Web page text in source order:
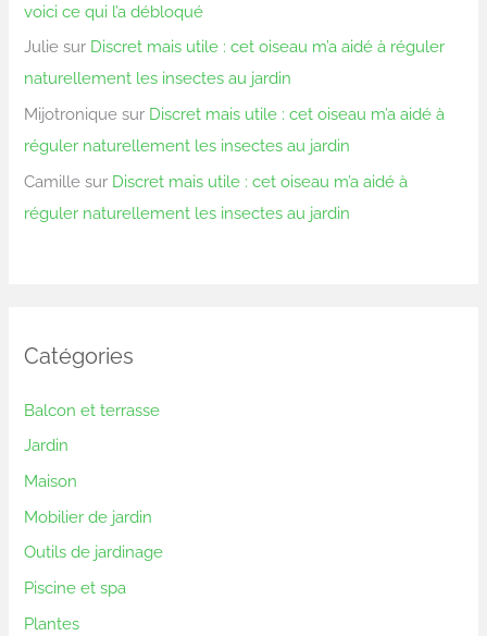
voici ce qui l’a débloqué
Julie sur Discret mais utile : cet oiseau m’a aidé à réguler
naturellement les insectes au jardin
Mijotronique sur Discret mais utile : cet oiseau m’a aidé à
réguler naturellement les insectes au jardin
Camille sur Discret mais utile : cet oiseau m’a aidé à
réguler naturellement les insectes au jardin
Catégories
Balcon et terrasse
Jardin
Maison
Mobilier de jardin
Outils de jardinage
Piscine et spa
Plantes